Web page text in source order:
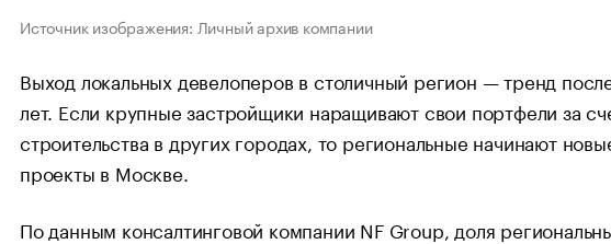
Источник изображения: Личный архив компании
Выход локальных девелоперов в столичный регион — тренд
лет. Если крупные застройщики наращивают свои портфели за
строительства в других городах, то региональные начинают
проекты в Москве.
По данным консалтинговой компании NF Group, доля